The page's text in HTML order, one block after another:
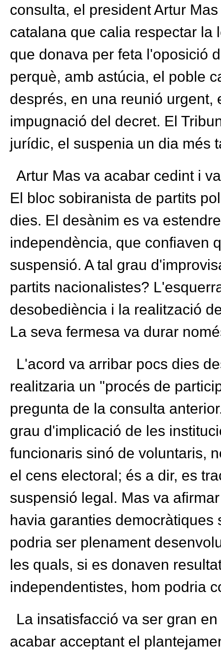
consulta, el president Artur
catalana que calia respectar la
que donava per feta l'oposició
perquè, amb astúcia, el poble
després, en una reunió urgent,
impugnació del decret. El
jurídic, el suspenia un dia més
Artur Mas va acabar cedint i
El bloc sobiranista de partits
dies. El desànim es va
independència, que confiaven
suspensió. A tal grau
partits nacionalistes?
desobediència i la realització
La seva fermesa va durar
L'acord va arribar pocs dies
realitzaria un "procés de
pregunta de la consulta
grau d'implicació de les
funcionaris sinó de voluntaris,
el cens electoral; és a dir, es
suspensió legal. Mas va
havia garanties
podria ser plenament
les quals, si es donaven
independentistes, hom podria
La insatisfacció va ser gran
acabar acceptant el